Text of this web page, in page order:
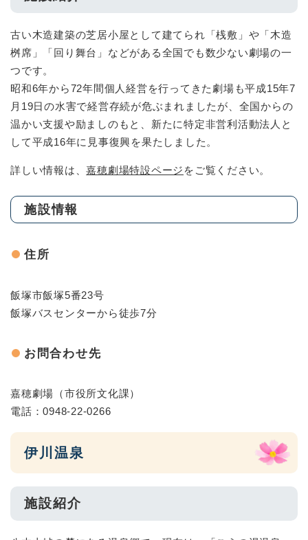
古い木造建築の芝居小屋として建てられ「桟敷」や「木造
桝席」「回り舞台」などがある全国でも数少ない劇場の一
つです。
昭和6年から72年間個人経営を行ってきた劇場も平成15年7
月19日の水害で経営存続が危ぶまれましたが、全国からの
温かい支援や励ましのもと、新たに特定非営利活動法人と
して平成16年に見事復興を果たしました。
詳しい情報は、嘉穂劇場特設ページ をご覧ください。
施設情報
住所
飯塚市飯塚5番23号
飯塚バスセンターから徒歩7分
お問合わせ先
嘉穂劇場（市役所文化課）
電話：0948-22-0266
伊川温泉
施設紹介